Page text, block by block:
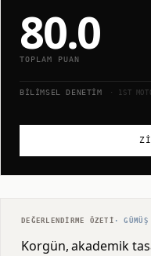
80.0
TOPLAM PUAN
BILIMSEL DENETIM · 1ST
DEĞERLENDIRME ÖZETI ·GÜMÜŞ
Korgün, akademik